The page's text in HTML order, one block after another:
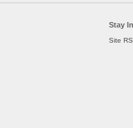
Stay
Site